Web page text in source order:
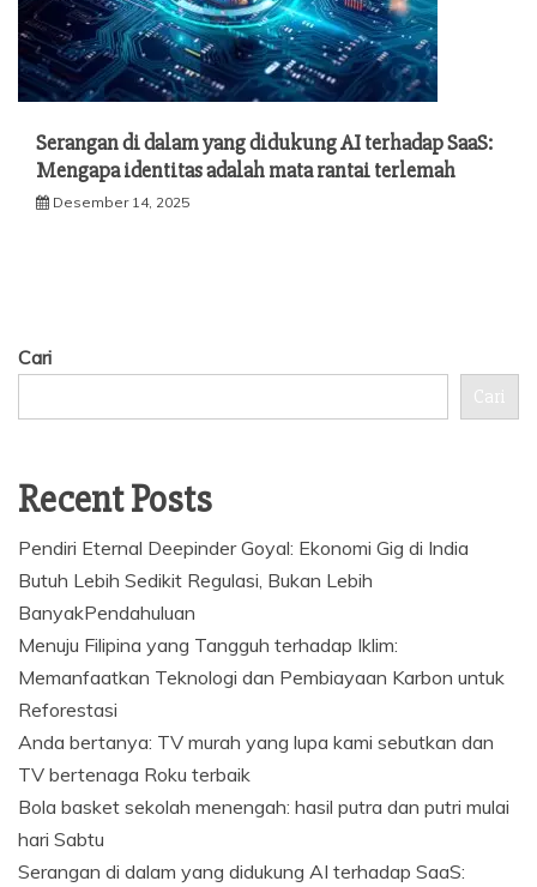
Serangan di dalam yang didukung AI terhadap SaaS:
Mengapa identitas adalah mata rantai terlemah
Desember 14, 2025
Cari
Cari
Recent Posts
Pendiri Eternal Deepinder Goyal: Ekonomi Gig di India
Butuh Lebih Sedikit Regulasi, Bukan Lebih
BanyakPendahuluan
Menuju Filipina yang Tangguh terhadap Iklim:
Memanfaatkan Teknologi dan Pembiayaan Karbon untuk
Reforestasi
Anda bertanya: TV murah yang lupa kami sebutkan dan
TV bertenaga Roku terbaik
Bola basket sekolah menengah: hasil putra dan putri mulai
hari Sabtu
Serangan di dalam yang didukung AI terhadap SaaS: